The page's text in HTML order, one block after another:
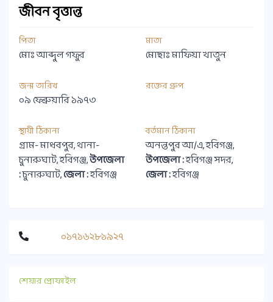
জীবন বৃত্তান্ত
পিতা
মোঃ আব্দুল গফুর
মাতা
মোছাঃ মাফিয়া খাতুন
জন্ম তারিখ
০৯ ফেব্রুয়ারি ১৯৭৩
রক্তের গ্রুপ
স্থায়ী ঠিকানা
গ্রাম- মাধবপুর, থানা-
চুনারুঘাট, হবিগঞ্জ,উপজেলা
:চুনারুঘাট,জেলা :হবিগঞ্জ
বর্তমান ঠিকানা
অনন্তপুর আ/এ, হবিগঞ্জ,
উপজেলা :হবিগঞ্জ সদর,
জেলা :হবিগঞ্জ
০১৭১৬২৮১৯২৭
শেয়ার প্রোফাইল